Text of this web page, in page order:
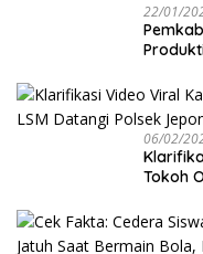
22/01/
06/02/
Tokoh